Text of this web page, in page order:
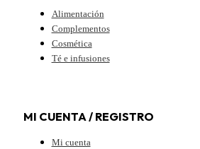
Alimentación
Complementos
Cosmética
Té e infusiones
MI CUENTA / REGISTRO
Mi cuenta